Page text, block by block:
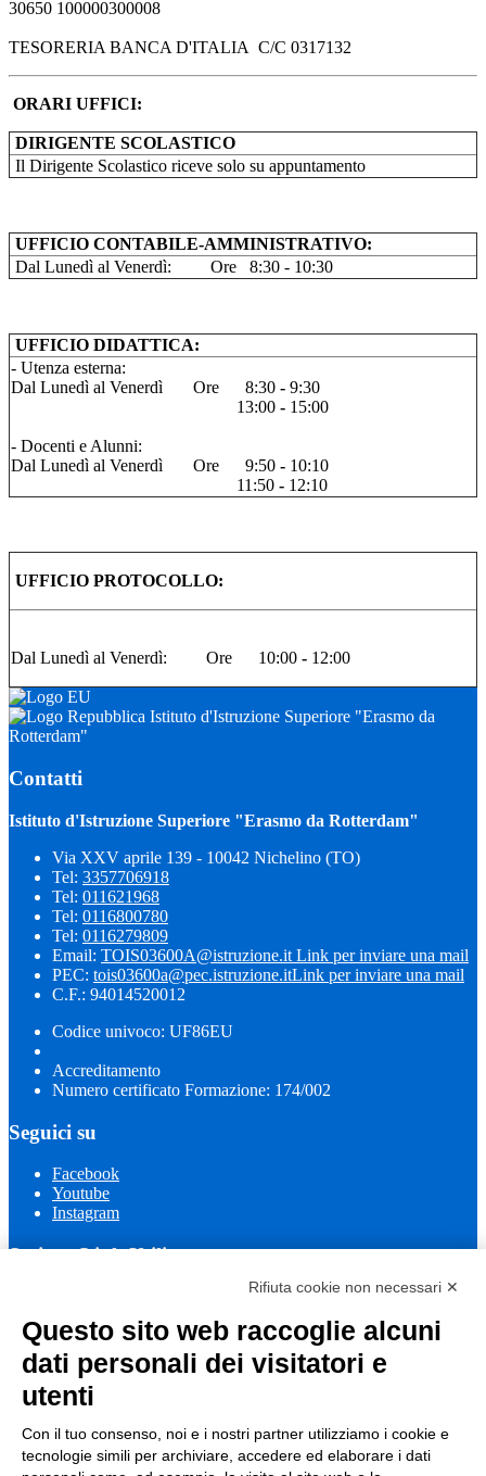
30650 100000300008
TESORERIA BANCA D'ITALIA C/C 0317132
ORARI UFFICI:
DIRIGENTE SCOLASTICO
Il Dirigente Scolastico riceve solo su appuntamento
UFFICIO CONTABILE-AMMINISTRATIVO:
Dal Lunedì al Venerdì: Ore 8:30 - 10:30
UFFICIO DIDATTICA:
- Utenza esterna:
Dal Lunedì al Venerdì Ore 8:30 - 9:30
13:00 - 15:00
- Docenti e Alunni:
Dal Lunedì al Venerdì Ore 9:50 - 10:10
11:50 - 12:10
UFFICIO PROTOCOLLO:
Dal Lunedì al Venerdì: Ore 10:00 - 12:00
Istituto d'Istruzione Superiore "Erasmo da
Rotterdam"
Contatti
Istituto d'Istruzione Superiore "Erasmo da Rotterdam"
Via XXV aprile 139 - 10042 Nichelino (TO)
Tel: 3357706918
Tel: 011621968
Tel: 0116800780
Tel: 0116279809
Email: TOIS03600A@istruzione.it Link per inviare una mail
PEC: tois03600a@pec.istruzione.itLink per inviare una mail
C.F.: 94014520012
Codice univoco: UF86EU
Accreditamento
Numero certificato Formazione: 174/002
Seguici su
Facebook
Youtube
Instagram
Sezione Link Utili
Informativa Privacy
Ufficio Relazioni con il Pubblico
Dichiarazione di accessibilità
Obiettivi di accessibilità
Gestione consensi cookie
Amministrazione trasparente
Rifiuta cookie non necessari ✕
Questo sito web raccoglie alcuni
dati personali dei visitatori e
utenti
Con il tuo consenso, noi e i nostri partner utilizziamo i cookie e
tecnologie simili per archiviare, accedere ed elaborare i dati